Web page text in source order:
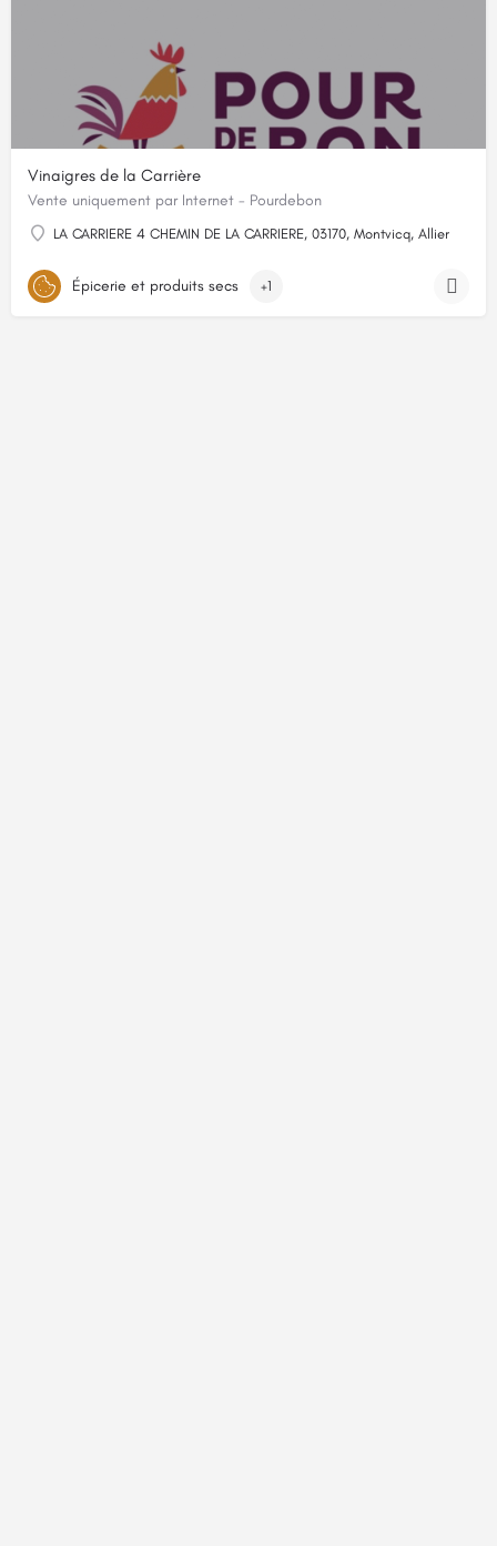
Vinaigres de la Carrière
Vente uniquement par Internet - Pourdebon
LA CARRIERE 4 CHEMIN DE LA CARRIERE, 03170, Montvicq, Allier
Épicerie et produits secs +1